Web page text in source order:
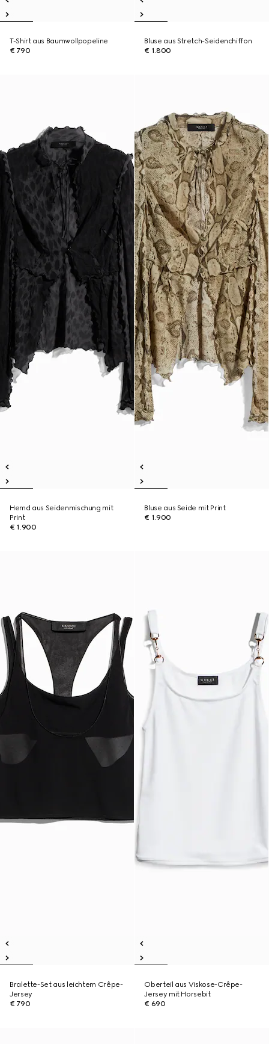
T-Shirt aus Baumwollpopeline
€ 790
Bluse aus Stretch-Seidenchiffon
€ 1.800
Hemd aus Seidenmischung mit
Print
€ 1.900
Bluse aus Seide mit Print
€ 1.900
Bralette-Set aus leichtem Crêpe-
Jersey
€ 790
Oberteil aus Viskose-Crêpe-
Jersey mit Horsebit
€ 690